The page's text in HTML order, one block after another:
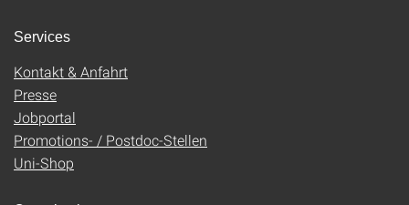
Services
Kontakt & Anfahrt
Presse
Jobportal
Promotions- / Postdoc-Stellen
Uni-Shop